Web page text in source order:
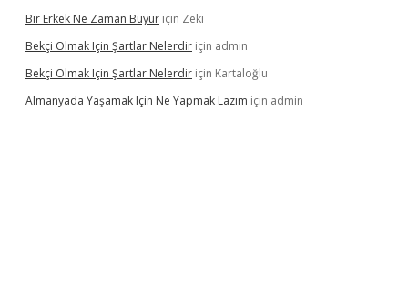
Bir Erkek Ne Zaman Büyür için Zeki
Bekçi Olmak Için Şartlar Nelerdir için admin
Bekçi Olmak Için Şartlar Nelerdir için Kartaloğlu
Almanyada Yaşamak Için Ne Yapmak Lazım için admin